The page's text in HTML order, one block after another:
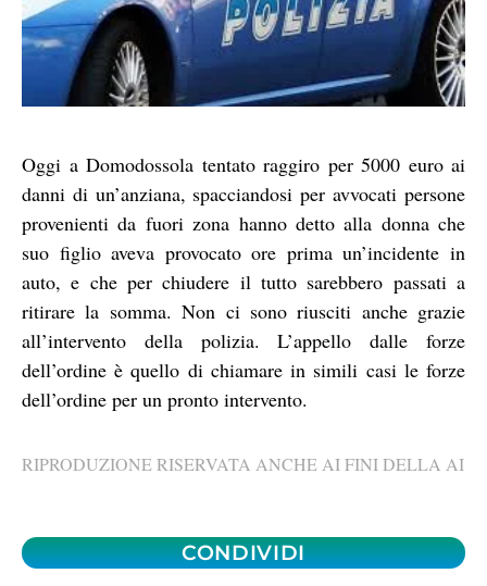
Oggi a Domodossola tentato raggiro per 5000 euro ai
danni di un’anziana, spacciandosi per avvocati persone
provenienti da fuori zona hanno detto alla donna che
suo figlio aveva provocato ore prima un’incidente in
auto, e che per chiudere il tutto sarebbero passati a
ritirare la somma. Non ci sono riusciti anche grazie
all’intervento della polizia. L’appello dalle forze
dell’ordine è quello di chiamare in simili casi le forze
dell’ordine per un pronto intervento.
RIPRODUZIONE RISERVATA ANCHE AI FINI DELLA AI
CONDIVIDI